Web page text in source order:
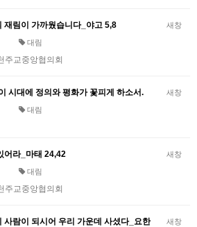
새창
재림이 가까웠습니다_야고 5,8
대림
주교중앙협의회
새창
시대에 정의와 평화가 꽃피게 하소서.
대림
새창
어라_마태 24,42
대림
주교중앙협의회
새창
사람이 되시어 우리 가운데 사셨다_요한